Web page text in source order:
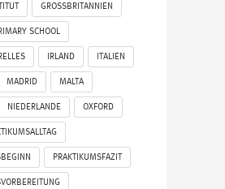
GROSSBRITANNIEN
SCHOOL
IRLAND ITALIEN
MADRID MALTA
NIEDERLANDE OXFORD
PRAKTIKUMSFAZIT